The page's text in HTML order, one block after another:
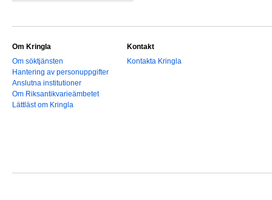
Om Kringla
Om söktjänsten
Hantering av personuppgifter
Anslutna institutioner
Om Riksantikvarieämbetet
Lättläst om Kringla
Kontakt
Kontakta Kringla